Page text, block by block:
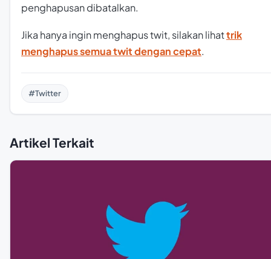
penghapusan dibatalkan.
Jika hanya ingin menghapus twit, silakan lihattrik
menghapus semua twit dengan cepat.
#Twitter
Artikel Terkait